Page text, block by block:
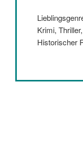
Krimi,
Historischer